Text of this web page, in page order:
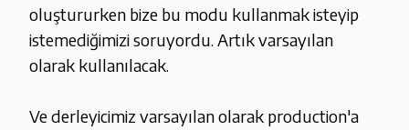
oluştururken bize bu modu kullanmak isteyip
istemediğimizi soruyordu. Artık varsayılan
olarak kullanılacak.
Ve derleyicimiz varsayılan olarak production'a